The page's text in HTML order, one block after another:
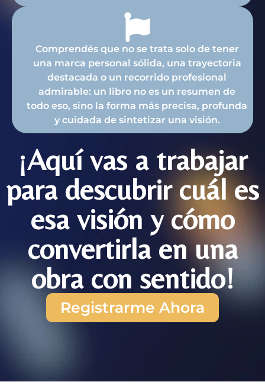
Comprendés que no se trata solo de tener
una marca personal sólida, una trayectoria
destacada o un recorrido profesional
admirable: un libro no es un resumen de
todo eso, sino la forma más precisa, profunda
y cuidada de sintetizar una visión.
¡Aquí vas a trabajar
para descubrir cuál es
esa visión y cómo
convertirla en una
obra con sentido!
Registrarme Ahora